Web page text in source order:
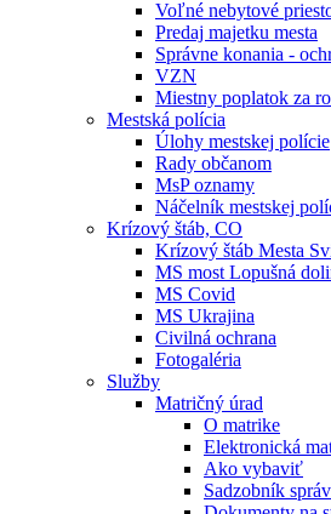
Voľné nebytové
Predaj majetku mesta
Správne konania -
VZN
Miestny poplatok za
Mestská polícia
Úlohy mestskej polície
Rady občanom
MsP oznamy
Náčelník mestskej
Krízový štáb, CO
Krízový štáb Mesta
MS most Lopušná
MS Covid
MS Ukrajina
Civilná ochrana
Fotogaléria
Služby
Matričný úrad
O matrike
Elektronická
Ako vybaviť
Sadzobník